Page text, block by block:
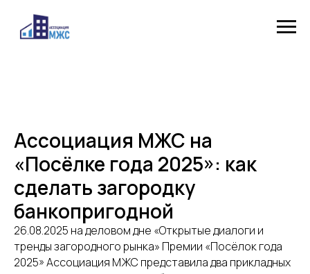
Ассоциация МЖС на
«Посёлке года 2025»: как
сделать загородку
банкопригодной
26.08.2025 на деловом дне «Открытые диалоги и
тренды загородного рынка» Премии «Посёлок года
2025» Ассоциация МЖС представила два прикладных